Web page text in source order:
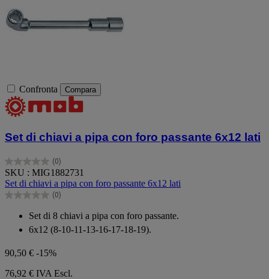
Confronta Compara
Set di chiavi a pipa con foro passante 6x12 lati
(0)
0.0
su
5
stelle.
SKU : MIG1882731
Set di chiavi a pipa con foro passante 6x12 lati
(0)
0.0
stelle.
Set di 8 chiavi a pipa con foro passante.
6x12 (8-10-11-13-16-17-18-19).
90,50 € -15%
76,92 € IVA Escl.